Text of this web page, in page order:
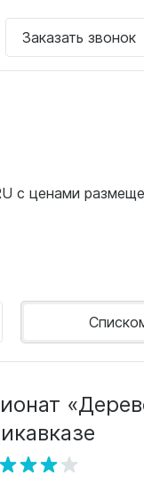
Заказать звонок
с ценами